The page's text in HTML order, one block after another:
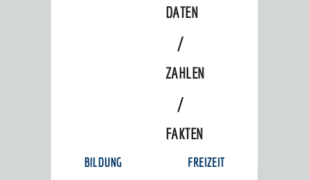
DATEN
/
ZAHLEN
/
FAKTEN
BILDUNG FREIZEIT